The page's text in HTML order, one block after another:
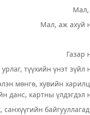
Мал,
Мал, аж ахуй
Газар
урлаг, түүхийн үнэт зүйл
мөнгө, хувийн
данс, картны үлдэгдэл